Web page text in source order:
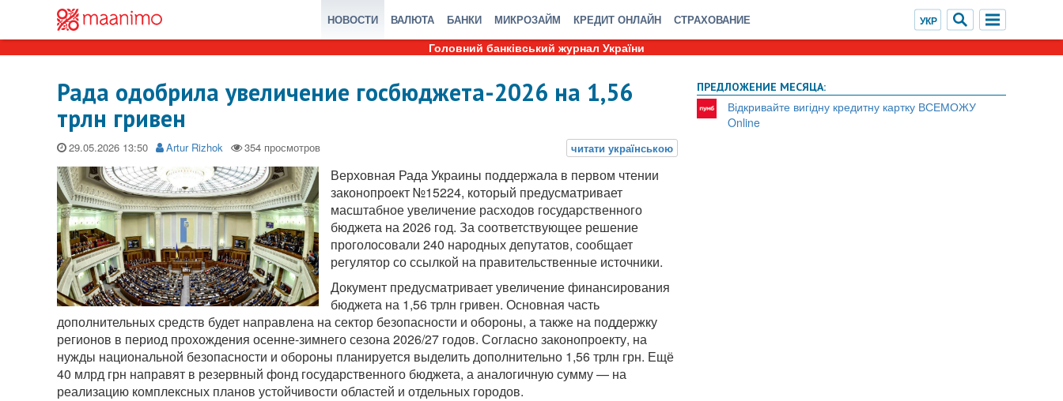
НОВОСТИ ВАЛЮТА БАНКИ МИКРОЗАЙМ КРЕДИТ ОНЛАЙН СТРАХОВАНИЕ
Головний банківський журнал України
Рада одобрила увеличение госбюджета-2026 на 1,56
трлн гривен
29.05.2026 Artur Rizhok
Верховная Рада Украины поддержала в первом чтении
законопроект №15224, который предусматривает
масштабное увеличение расходов государственного
бюджета на 2026 год. За соответствующее решение
проголосовали 240 народных депутатов, сообщает
регулятор со ссылкой на правительственные источники.
Документ предусматривает увеличение финансирования
бюджета на 1,56 трлн гривен. Основная часть
дополнительных средств будет направлена на сектор безопасности и обороны, а также на поддержку
регионов в период прохождения осенне-зимнего сезона 2026/27 годов. Согласно законопроекту, на
нужды национальной безопасности и обороны планируется выделить дополнительно 1,56 трлн грн. Ещё
40 млрд грн направят в резервный фонд государственного бюджета, а аналогичную сумму — на
реализацию комплексных планов устойчивости областей и отдельных городов.
ПРЕДЛОЖЕНИЕ МЕСЯЦА:
Відкривайте вигідну кредитну картку ВСЕМОЖУ
Online